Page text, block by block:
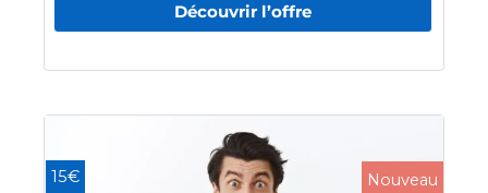
Découvrir l’offre
Nouveau
15€